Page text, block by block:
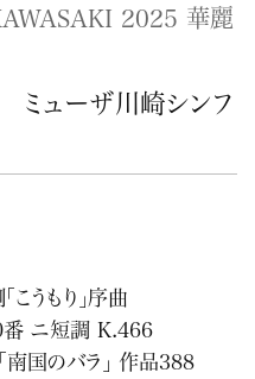
2025 華麗
ミューザ川崎シンフ
こうもり」序曲
番 ニ短調 K.466
「南国のバラ」 作品388